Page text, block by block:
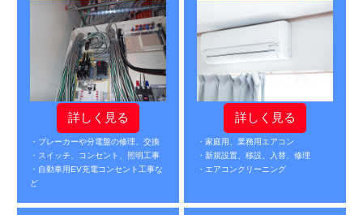
詳しく見る
・ブレーカーや分電盤の修理、交換
・スイッチ、コンセント、照明工事
・自動車用EV充電コンセント工事な
ど
詳しく見る
・家庭用、業務用エアコン
・新規設置、移設、入替、修理
・エアコンクリーニング